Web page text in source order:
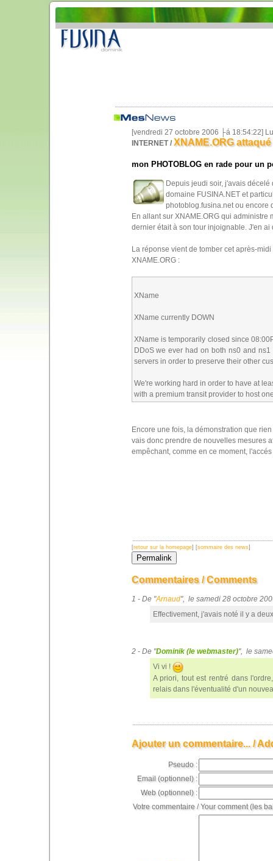
[vendredi 27 octobre 2006 ├á 18:54:22]
INTERNET / XNAME.ORG
mon PHOTOBLOG en rade pour un
Depuis jeudi soir, j'avais
domaine FUSINA.NET et
photoblog.fusina.net ou encore
En allant sur XNAME.ORG qui administre
dernier était à son tour injoignable. J'en
La réponse vient de tomber cet après-
XNAME.ORG :
XName
XName currently DOWN
XName is temporarily closed since
DDoS we ever had on both ns0 and
servers in order to preserve their other
We're working hard in order to have at
with a premium transit provider to host
Encore une fois, la démonstration que
vais donc prendre de nouvelles mesures
empêchant, comme en ce moment,
[retour sur la homepage] [sommaire des news]
Commentaires / Comments
1 - De "Arnaud", le samedi 28 octobre
Effectivement, j'avais noté il y a
2 - De "Dominik (le webmaster)", le
Vi vi !
A priori, tout est rentré dans
relais dans l'éventualité d'un
Ajouter un commentaire... /
Pseudo :
Email (optionnel) :
Web (optionnel) :
Votre commentaire / Your comment (les